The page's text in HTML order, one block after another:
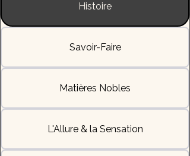
Histoire
Savoir-Faire
Matières Nobles
L'Allure & la Sensation